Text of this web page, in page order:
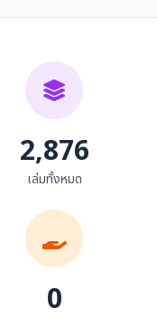
2,876
เล่มทั้งหมด
0